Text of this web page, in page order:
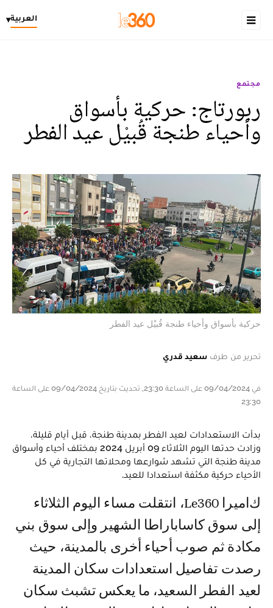
العربية▾
مجتمع
ربورتاج: حركية بأسواق
وأحياء طنجة قُبيْل عيد الفطر
حركية بأسواق وأحياء طنجة قُبيْل عيد الفطر
تحرير من طرف سعيد قدري
في 09/04/2024 على الساعة 23:30, تحديث بتاريخ 09/04/2024 على الساعة
23:30
بدأت الاستعدادات لعيد الفطر بمدينة طنجة، قبل أيام قليلة،
وزادت حدتها اليوم الثلاثاء 09 أبريل 2024 بمختلف أحياء وأسواق
مدينة طنجة التي تشهد شوارعها ومحلاتها التجارية في كل
الأحياء حركية مكثفة استعدادا للعيد.
كاميرا Le360، انتقلت مساء اليوم الثلاثاء
إلى سوق كاساباراطا الشهير وإلى سوق بني
مكادة ثم صوب أحياء أخرى بالمدينة، حيث
رصدت تفاصيل استعدادات سكان المدينة
لعيد الفطر السعيد، ما يعكس تشبث سكان